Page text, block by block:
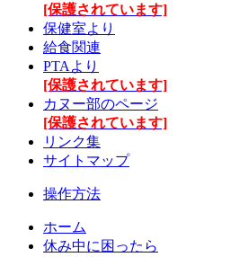
[保護されています]
保健室より
給食関連
PTAより
[保護されています]
カヌー部のページ
[保護されています]
リンク集
サイトマップ
操作方法
ホーム
休み中に困ったら